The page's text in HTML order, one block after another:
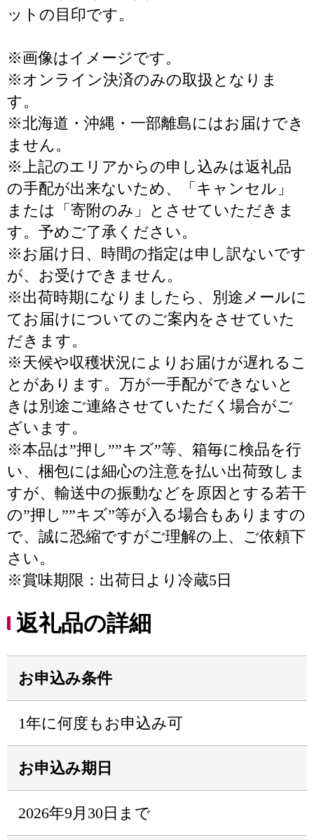
ットの目印です。
※画像はイメージです。
※オンライン決済のみの取扱となりま
す。
※北海道・沖縄・一部離島にはお届けでき
ません。
※上記のエリアからの申し込みは返礼品
の手配が出来ないため、「キャンセル」
または「寄附のみ」とさせていただきま
す。予めご了承ください。
※お届け日、時間の指定は申し訳ないです
が、お受けできません。
※出荷時期になりましたら、別途メールに
てお届けについてのご案内をさせていた
だきます。
※天候や収穫状況によりお届けが遅れるこ
とがあります。万が一手配ができないと
きは別途ご連絡させていただく場合がご
ざいます。
※本品は”押し””キズ”等、箱毎に検品を行
い、梱包には細心の注意を払い出荷致しま
すが、輸送中の振動などを原因とする若干
の”押し””キズ”等が入る場合もありますの
で、誠に恐縮ですがご理解の上、ご依頼下
さい。
※賞味期限：出荷日より冷蔵5日
返礼品の詳細
お申込み条件
1年に何度もお申込み可
お申込み期日
2026年9月30日まで